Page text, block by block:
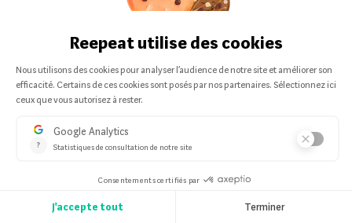
Top Produit Apple- Tout en un
261,63 €